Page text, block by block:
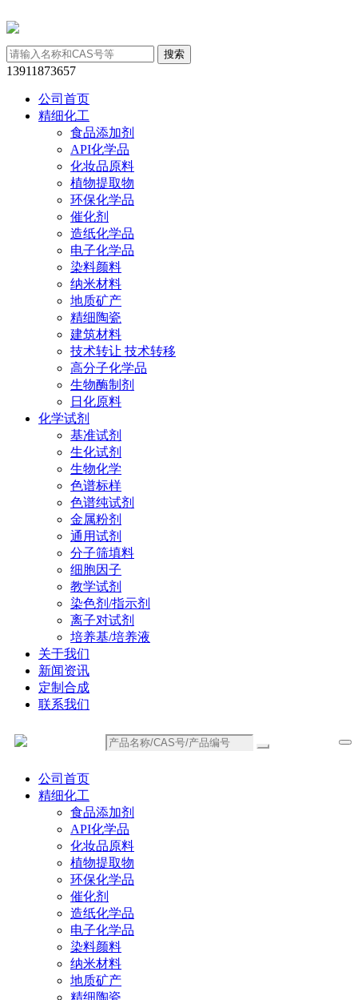
13911873657
公司首页
精细化工
食品添加剂
API化学品
化妆品原料
植物提取物
环保化学品
催化剂
造纸化学品
电子化学品
染料颜料
纳米材料
地质矿产
精细陶瓷
建筑材料
技术转让 技术转移
高分子化学品
生物酶制剂
日化原料
化学试剂
基准试剂
生化试剂
生物化学
色谱标样
色谱纯试剂
金属粉剂
通用试剂
分子筛填料
细胞因子
教学试剂
染色剂/指示剂
离子对试剂
培养基/培养液
关于我们
新闻资讯
定制合成
联系我们
公司首页
精细化工
食品添加剂
API化学品
化妆品原料
植物提取物
环保化学品
催化剂
造纸化学品
电子化学品
染料颜料
纳米材料
地质矿产
精细陶瓷